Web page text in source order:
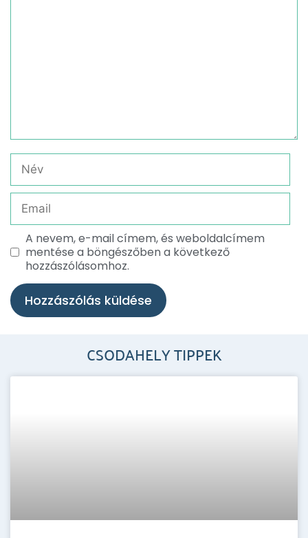
A nevem, e-mail címem, és weboldalcímem
mentése a böngészőben a következő
hozzászólásomhoz.
CSODAHELY TIPPEK